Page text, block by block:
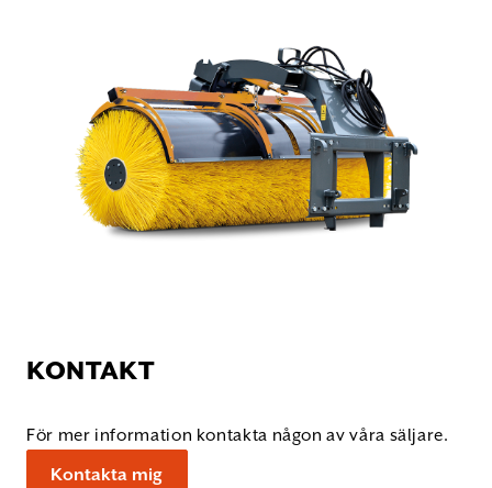
KONTAKT
För mer information kontakta någon av våra säljare.
Kontakta mig